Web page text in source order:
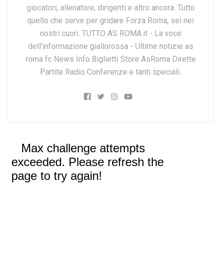
giocatori, allenatore, dirigenti e altro ancora. Tutto
quello che serve per gridare Forza Roma, sei nei
nostri cuori. TUTTO AS ROMA.it - La voce
dell'informazione giallorossa - Ultime notizie as
roma fc News Info Biglietti Store AsRoma Dirette
Partite Radio Conferenze e tanti speciali.